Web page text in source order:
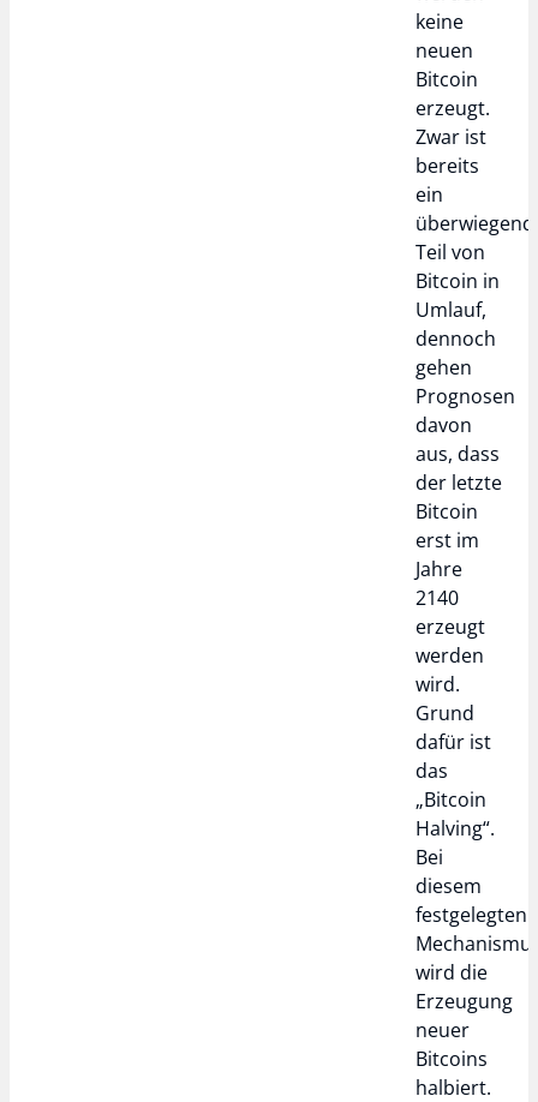
keine
neuen
Bitcoin
erzeugt.
Zwar ist
bereits
ein
Teil von
Bitcoin in
Umlauf,
dennoch
gehen
Prognosen
davon
aus, dass
der letzte
Bitcoin
erst im
Jahre
2140
erzeugt
werden
wird.
Grund
dafür ist
das
„Bitcoin
Halving“.
Bei
diesem
festgelegten
wird die
Erzeugung
neuer
Bitcoins
halbiert.